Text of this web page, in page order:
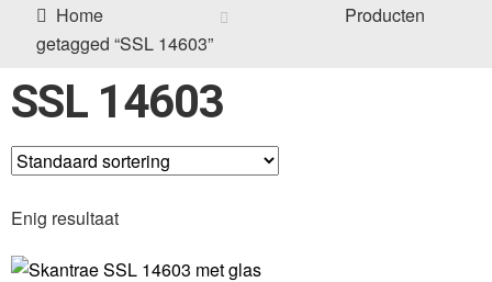
Home
Producten
getagged “SSL 14603”
SSL 14603
Enig resultaat